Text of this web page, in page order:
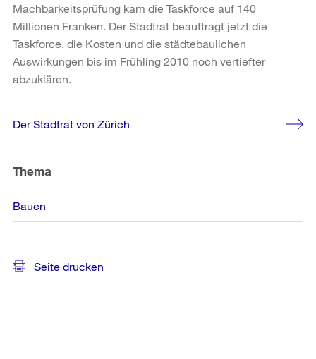
Machbarkeitsprüfung kam die Taskforce auf 140
Millionen Franken. Der Stadtrat beauftragt jetzt die
Taskforce, die Kosten und die städtebaulichen
Auswirkungen bis im Frühling 2010 noch vertiefter
abzuklären.
Weitere
Informationen
Der Stadtrat von Zürich
Thema
Bauen
Seite drucken